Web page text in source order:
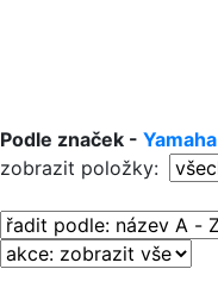
Podle značek - Yamaha
zobrazit položky: